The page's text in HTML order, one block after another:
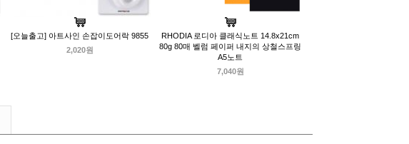
[오늘출고] 아트사인 손잡이도어락 9855
2,020원
RHODIA 로디아 클래식노트 14.8x21cm
80g 80매 벨럼 페이퍼 내지의 상철스프링
A5노트
7,040원